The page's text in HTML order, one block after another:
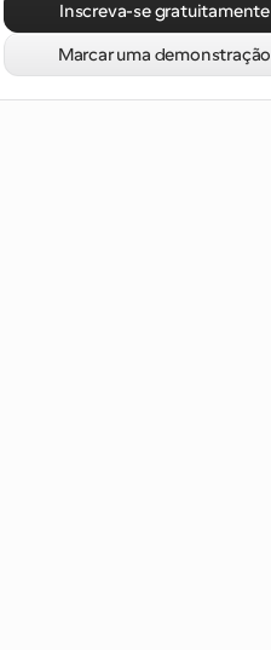
Inscreva-se gratuitamente
Marcar uma demonstração